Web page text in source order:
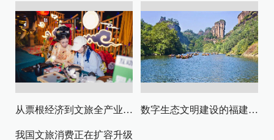
从票根经济到文旅全产业链升级 数字生态文明建设的福建路径与启示
我国文旅消费正在扩容升级